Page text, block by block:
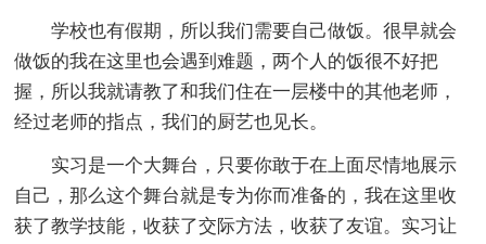
学校也有假期，所以我们需要自己做饭。很早就会
做饭的我在这里也会遇到难题，两个人的饭很不好把
握，所以我就请教了和我们住在一层楼中的其他老师，
经过老师的指点，我们的厨艺也见长。
实习是一个大舞台，只要你敢于在上面尽情地展示
自己，那么这个舞台就是专为你而准备的，我在这里收
获了教学技能，收获了交际方法，收获了友谊。实习让